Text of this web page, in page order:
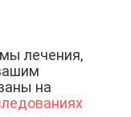
лечения,
на